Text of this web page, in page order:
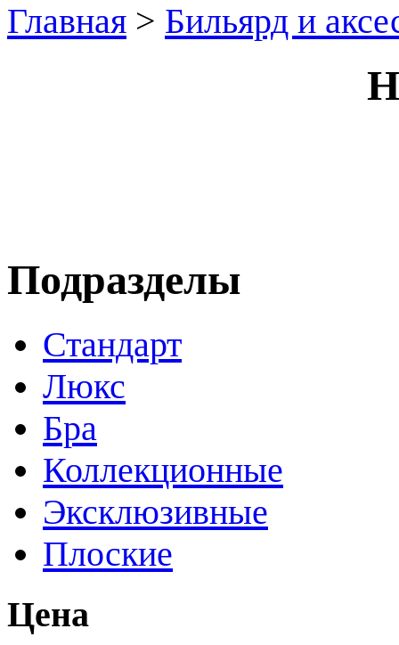
Главная > Бильярд и
Подразделы
Стандарт
Люкс
Бра
Коллекционные
Эксклюзивные
Плоские
Цена